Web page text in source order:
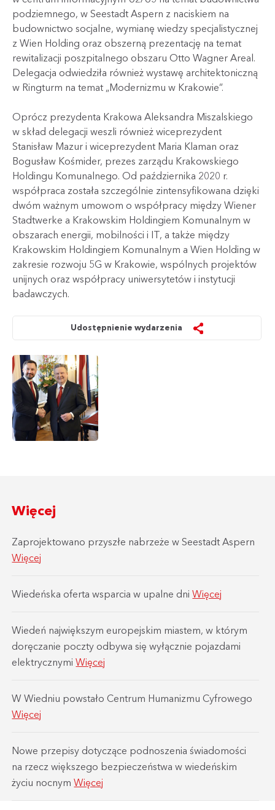
podziemnego, w Seestadt Aspern z naciskiem na
budownictwo socjalne, wymianę wiedzy specjalistycznej
z Wien Holding oraz obszerną prezentację na temat
rewitalizacji poszpitalnego obszaru Otto Wagner Areal.
Delegacja odwiedziła również wystawę architektoniczną
w Ringturm na temat „Modernizmu w Krakowie”.
Oprócz prezydenta Krakowa Aleksandra Miszalskiego
w skład delegacji weszli również wiceprezydent
Stanisław Mazur i wiceprezydent Maria Klaman oraz
Bogusław Kośmider, prezes zarządu Krakowskiego
Holdingu Komunalnego. Od października 2020 r.
współpraca została szczególnie zintensyfikowana dzięki
dwóm ważnym umowom o współpracy między Wiener
Stadtwerke a Krakowskim Holdingiem Komunalnym w
obszarach energii, mobilności i IT, a także między
Krakowskim Holdingiem Komunalnym a Wien Holding w
zakresie rozwoju 5G w Krakowie, wspólnych projektów
unijnych oraz współpracy uniwersytetów i instytucji
badawczych.
Udostępnienie wydarzenia
Więcej
Zaprojektowano przyszłe nabrzeże w Seestadt Aspern
Więcej
Wiedeńska oferta wsparcia w upalne dniWięcej
Wiedeń największym europejskim miastem, w którym
doręczanie poczty odbywa się wyłącznie pojazdami
elektrycznymiWięcej
W Wiedniu powstało Centrum Humanizmu Cyfrowego
Więcej
Nowe przepisy dotyczące podnoszenia świadomości
na rzecz większego bezpieczeństwa w wiedeńskim
życiu nocnymWięcej